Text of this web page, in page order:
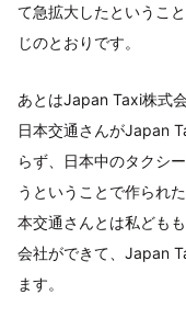
て急拡大したというこ
じのとおりです。
あとはJapan Taxi株式
日本交通さんがJapan
らず、日本中のタクシ
うということで作られ
本交通さんとは私ども
会社ができて、Japan
ます。